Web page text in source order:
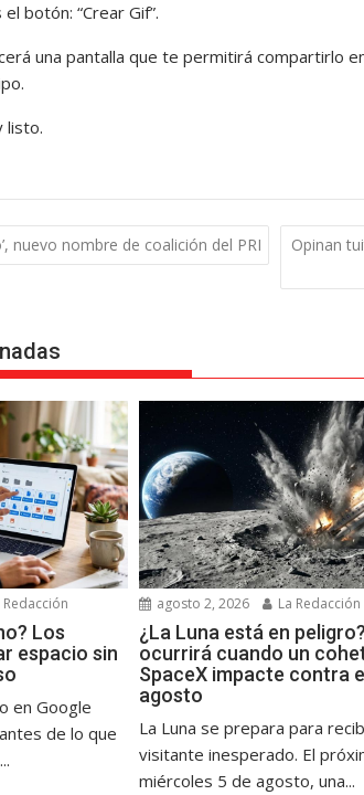
botón: “Crear Gif”.
una pantalla que te permitirá compartirlo
listo.
nuevo nombre de coalición del PRI
Opinan
Redacción
Los
espacio sin
en Google
de lo que
agosto 2, 2026 La Redacción
¿La Luna está en
ocurrirá cuando un
SpaceX impacte contra
agosto
La Luna se prepara para
visitante inesperado. El
miércoles 5 de agosto, una...